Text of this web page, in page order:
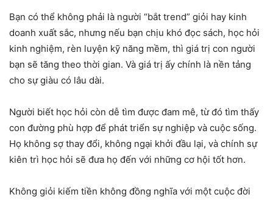
Bạn có thể không phải là người “bắt trend” giỏi hay kinh
doanh xuất sắc, nhưng nếu bạn chịu khó đọc sách, học hỏi
kinh nghiệm, rèn luyện kỹ năng mềm, thì giá trị con người
bạn sẽ tăng theo thời gian. Và giá trị ấy chính là nền tảng
cho sự giàu có lâu dài.
Người biết học hỏi còn dễ tìm được đam mê, từ đó tìm thấy
con đường phù hợp để phát triển sự nghiệp và cuộc sống.
Họ không sợ thay đổi, không ngại khởi đầu lại, và chính sự
kiên trì học hỏi sẽ đưa họ đến với những cơ hội tốt hơn.
Không giỏi kiếm tiền không đồng nghĩa với một cuộc đời